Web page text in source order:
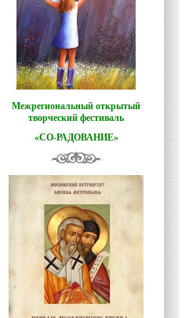
Межрегиональный открытый
творческий фестиваль
«СО-РАДОВАНИЕ»